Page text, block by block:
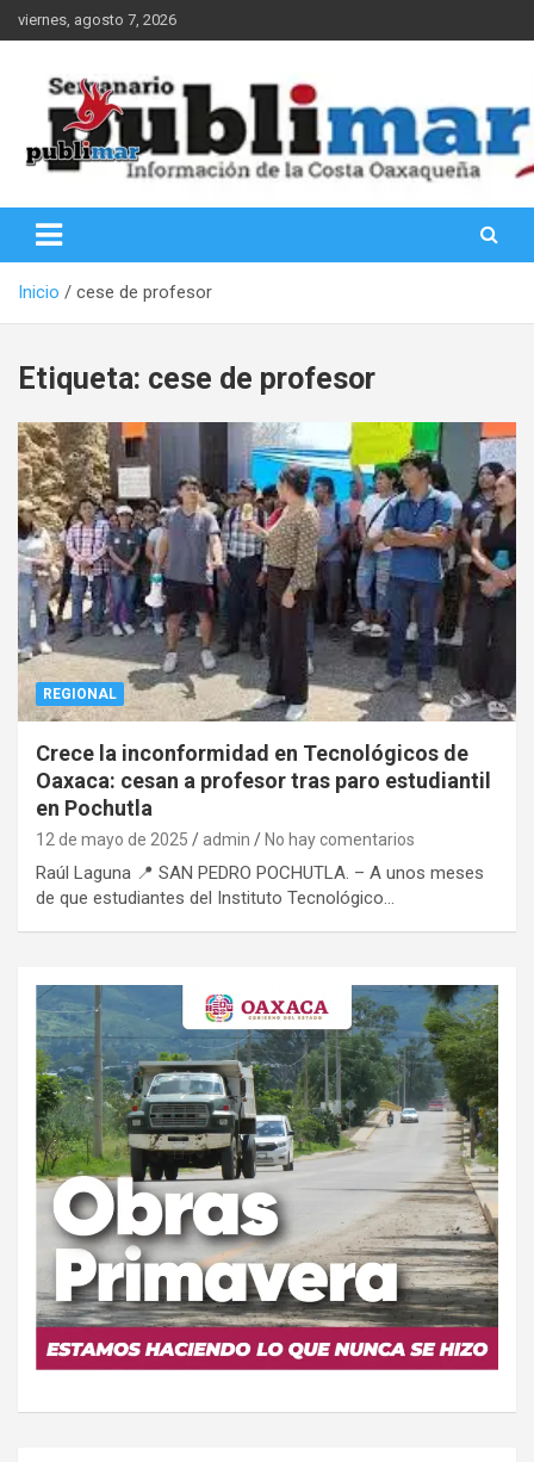
Saltar
al
viernes, agosto 7, 2026
PubliMar
Inicio cese de profesor
Etiqueta: cese de profesor
REGIONAL
Crece la inconformidad en Tecnológicos de
Oaxaca: cesan a profesor tras paro estudiantil
en Pochutla
12 de mayo de 2025 admin No hay comentarios
Raúl Laguna 📍 SAN PEDRO POCHUTLA. – A unos meses
de que estudiantes del Instituto Tecnológico…